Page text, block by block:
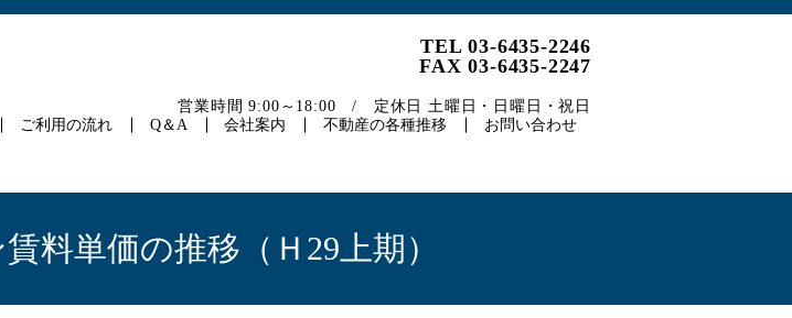
ご利用の流れ Q＆A 会社案内 不動産の各種推移 お問い合わせ
TEL 03-6435-2246
FAX 03-6435-2247
営業時間 9:00～18:00 / 定休日 土曜日・日曜日・祝日
料単価の推移（Ｈ29上期）